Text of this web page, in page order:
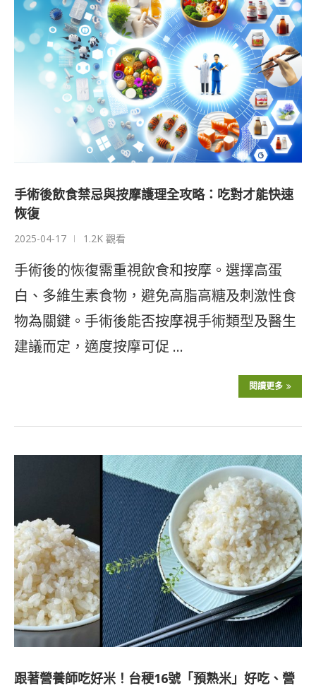
手術後飲食禁忌與按摩護理全攻略：吃對才能快速
恢復
2025-04-17 1.2K 觀看
手術後的恢復需重視飲食和按摩。選擇高蛋
白、多維生素食物，避免高脂高糖及刺激性食
物為關鍵。手術後能否按摩視手術類型及醫生
建議而定，適度按摩可促 …
閱讀更多
跟著營養師吃好米！台稉16號「預熟米」好吃、營